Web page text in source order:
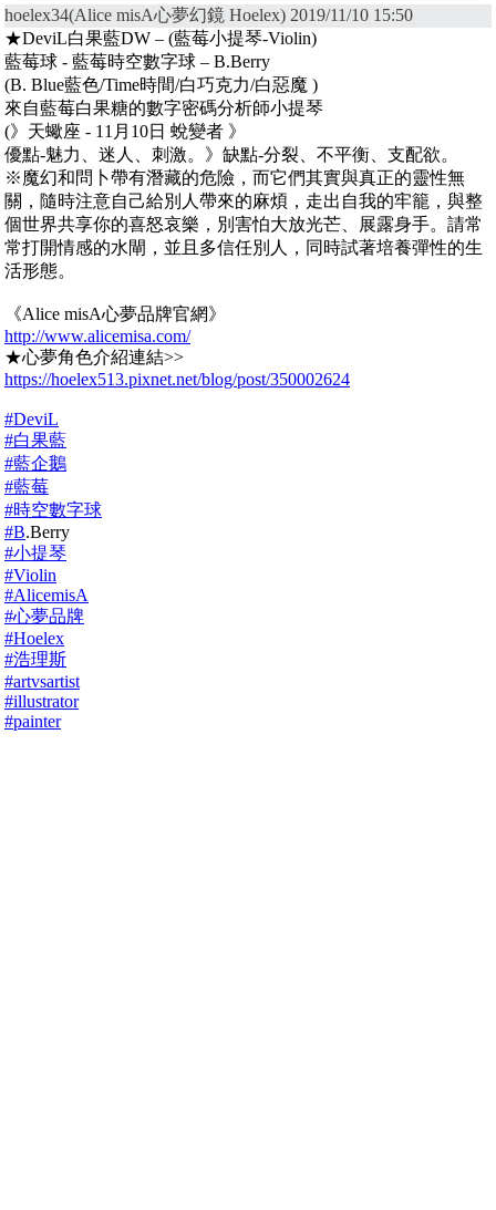
hoelex34(Alice misA心夢幻鏡 Hoelex) 2019/11/10 15:50
★DeviL白果藍DW – (藍莓小提琴-Violin)
藍莓球 - 藍莓時空數字球 – B.Berry
(B. Blue藍色/Time時間/白巧克力/白惡魔 )
來自藍莓白果糖的數字密碼分析師小提琴
(》天蠍座 - 11月10日 蛻變者 》
優點-魅力、迷人、刺激。》缺點-分裂、不平衡、支配欲。
※魔幻和問卜帶有潛藏的危險，而它們其實與真正的靈性無
關，隨時注意自己給別人帶來的麻煩，走出自我的牢籠，與整
個世界共享你的喜怒哀樂，別害怕大放光芒、展露身手。請常
常打開情感的水閘，並且多信任別人，同時試著培養彈性的生
活形態。
《Alice misA心夢品牌官網》
http://www.alicemisa.com/
★心夢角色介紹連結>>
https://hoelex513.pixnet.net/blog/post/350002624
#DeviL
#白果藍
#藍企鵝
#藍莓
#時空數字球
#B.Berry
#小提琴
#Violin
#AlicemisA
#心夢品牌
#Hoelex
#浩理斯
#artvsartist
#illustrator
#painter